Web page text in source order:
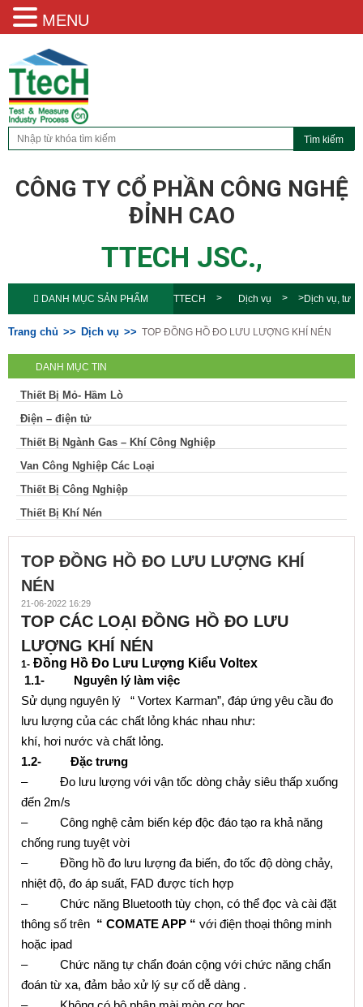
CÔNG TY CỔ PHẦN CÔNG NGHỆ
ĐỈNH CAO
TTECH JSC.,
DANH MỤC SẢN PHẨM TTECH Dịch vụ Dịch vụ, tư
vấn TOP ĐỒNG HỒ ĐO LƯU
Trang chủ Dịch vụ TOP ĐỒNG HỒ ĐO LƯU LƯỢNG KHÍ NÉN
DANH MỤC TIN
Thiết Bị Mỏ- Hầm Lò
Điện – điện tử
Thiết Bị Ngành Gas – Khí Công Nghiệp
Van Công Nghiệp Các Loại
Thiết Bị Công Nghiệp
Thiết Bị Khí Nén
TOP ĐỒNG HỒ ĐO LƯU LƯỢNG KHÍ
NÉN
21-06-2022 16:29
TOP CÁC LOẠI ĐỒNG HỒ ĐO LƯU
LƯỢNG KHÍ NÉN
1- Đồng Hồ Đo Lưu Lượng Kiểu Voltex
1.1- Nguyên lý làm việc
Sử dụng nguyên lý “ Vortex Karman”, đáp ứng yêu cầu đo
lưu lượng của các chất lỏng khác nhau như:
khí, hơi nước và chất lỏng.
1.2- Đặc trưng
– Đo lưu lượng với vận tốc dòng chảy siêu thấp xuống
đến 2m/s
– Công nghệ cảm biến kép độc đáo tạo ra khả năng
chống rung tuyệt vời
– Đồng hồ đo lưu lượng đa biến, đo tốc độ dòng chảy,
nhiệt độ, đo áp suất, FAD được tích hợp
– Chức năng Bluetooth tùy chọn, có thể đọc và cài đặt
thông số trên “ COMATE APP “ với điện thoại thông minh
hoặc ipad
– Chức năng tự chẩn đoán cộng với chức năng chẩn
đoán từ xa, đảm bảo xử lý sự cố dễ dàng .
MENU